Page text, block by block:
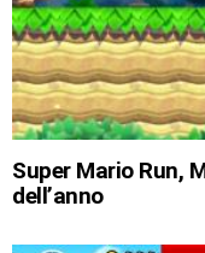
Super Mario Run,
dell’anno